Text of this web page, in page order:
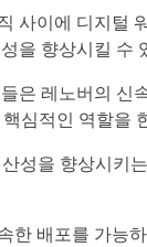
사이에 디지털
을 향상시킬 수
은 레노버의 신
심적인 역할을
성을 향상시키
한 배포를 가능